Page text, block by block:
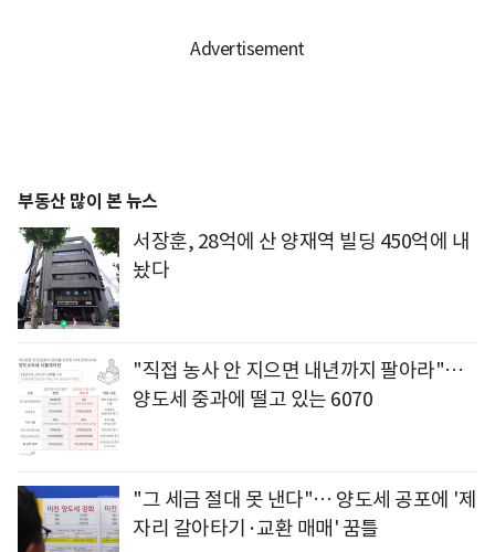
부동산 많이 본 뉴스
서장훈, 28억에 산 양재역 빌딩 450억에 내
놨다
"직접 농사 안 지으면 내년까지 팔아라"…
양도세 중과에 떨고 있는 6070
"그 세금 절대 못 낸다"… 양도세 공포에 '제
자리 갈아타기·교환 매매' 꿈틀